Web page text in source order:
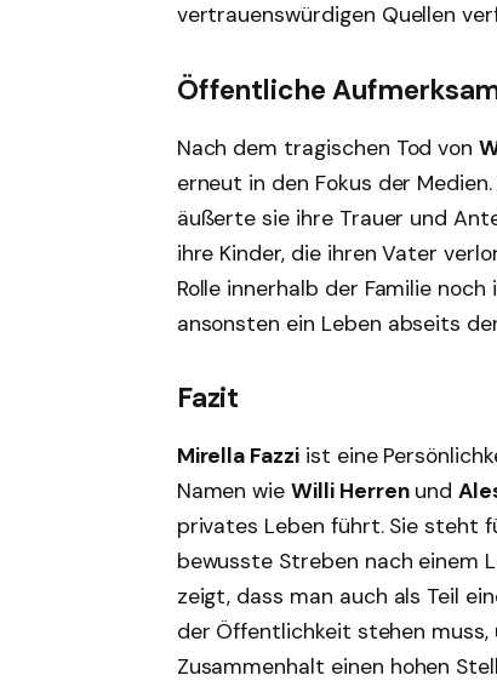
vertrauenswürdigen Quellen
Öffentliche
Nach dem tragischen Tod von
erneut in den Fokus der
äußerte sie ihre Trauer und
ihre Kinder, die ihren Vater
Rolle innerhalb der Familie
ansonsten ein Leben abseits
Fazit
Mirella Fazziist eine
Namen wieWilli Herrenund
privates Leben führt. Sie steht
bewusste Streben nach einem
zeigt, dass man auch als Teil
der Öffentlichkeit stehen
Zusammenhalt einen hohen